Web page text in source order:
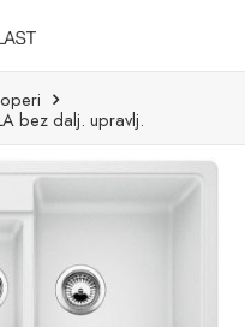
bez dalj. upravlj.